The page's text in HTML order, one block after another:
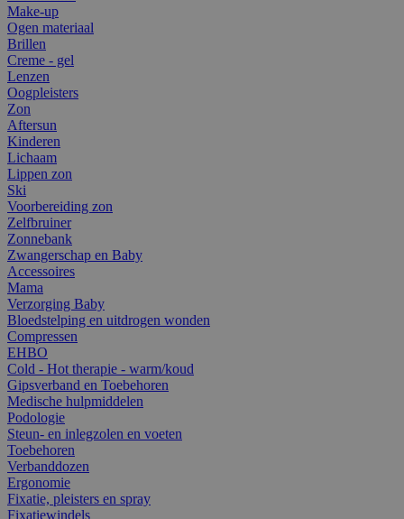
Make-up
Ogen materiaal
Brillen
Creme - gel
Lenzen
Oogpleisters
Zon
Aftersun
Kinderen
Lichaam
Lippen zon
Ski
Voorbereiding zon
Zelfbruiner
Zonnebank
Zwangerschap en Baby
Accessoires
Mama
Verzorging Baby
Bloedstelping en uitdrogen wonden
Compressen
EHBO
Cold - Hot therapie - warm/koud
Gipsverband en Toebehoren
Medische hulpmiddelen
Podologie
Steun- en inlegzolen en voeten
Toebehoren
Verbanddozen
Ergonomie
Fixatie, pleisters en spray
Fixatiewindels